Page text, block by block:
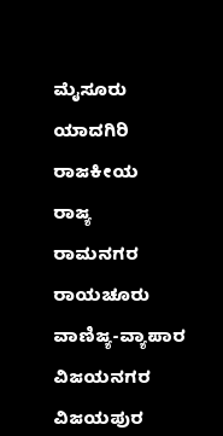
ಮೈಸೂರು
ಯಾದಗಿರಿ
ರಾಜಕೀಯ
ರಾಜ್ಯ
ರಾಮನಗರ
ರಾಯಚೂರು
ವಾಣಿಜ್ಯ-ವ್ಯಾಪಾರ
ವಿಜಯನಗರ
ವಿಜಯಪುರ